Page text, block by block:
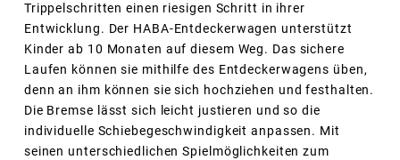
Trippelschritten einen riesigen Schritt in ihrer
Entwicklung. Der HABA-Entdeckerwagen unterstützt
Kinder ab 10 Monaten auf diesem Weg. Das sichere
Laufen können sie mithilfe des Entdeckerwagens üben,
denn an ihm können sie sich hochziehen und festhalten.
Die Bremse lässt sich leicht justieren und so die
individuelle Schiebegeschwindigkeit anpassen. Mit
seinen unterschiedlichen Spielmöglichkeiten zum